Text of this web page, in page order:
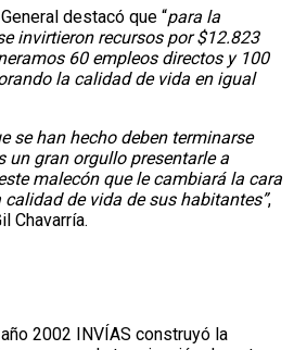
destacó que “para la
invirtieron recursos por $12.823
60 empleos directos y 100
la calidad de vida en igual
se han hecho deben terminarse
un gran orgullo presentarle a
malecón que le cambiará la cara
de vida de sus habitantes”,
Chavarría.
2002 INVÍAS construyó la